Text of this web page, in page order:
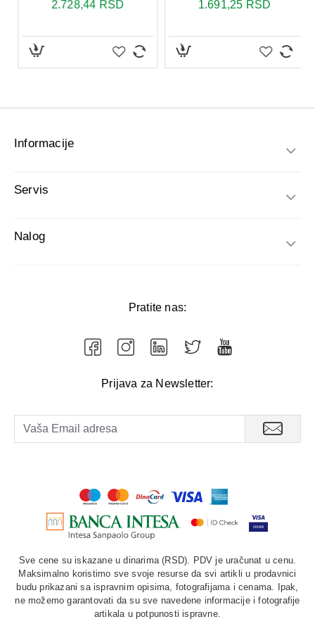
Informacije
Servis
Nalog
Pratite nas:
Prijava za Newsletter:
Sve cene su iskazane u dinarima (RSD). PDV je uračunat u cenu.
Maksimalno koristimo sve svoje resurse da svi artikli u prodavnici
budu prikazani sa ispravnim opisima, fotografijama i cenama. Ipak,
ne možemo garantovati da su sve navedene informacije i fotografije
artikala u potpunosti ispravne.